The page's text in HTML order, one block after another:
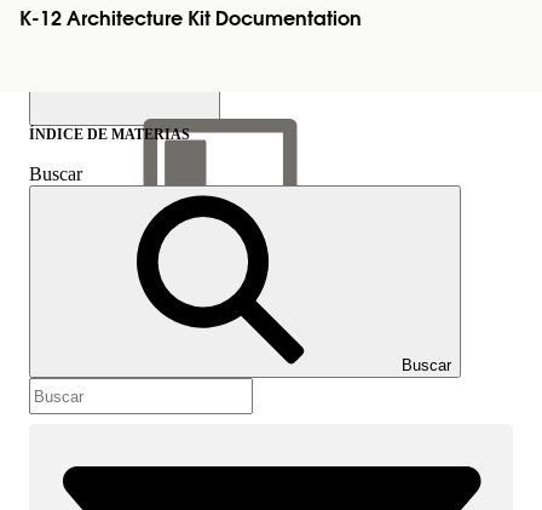
K-12 Architecture Kit Documentation
Mostrar índice de
materias
Índice de materias
ÍNDICE DE MATERIAS
Buscar
Buscar